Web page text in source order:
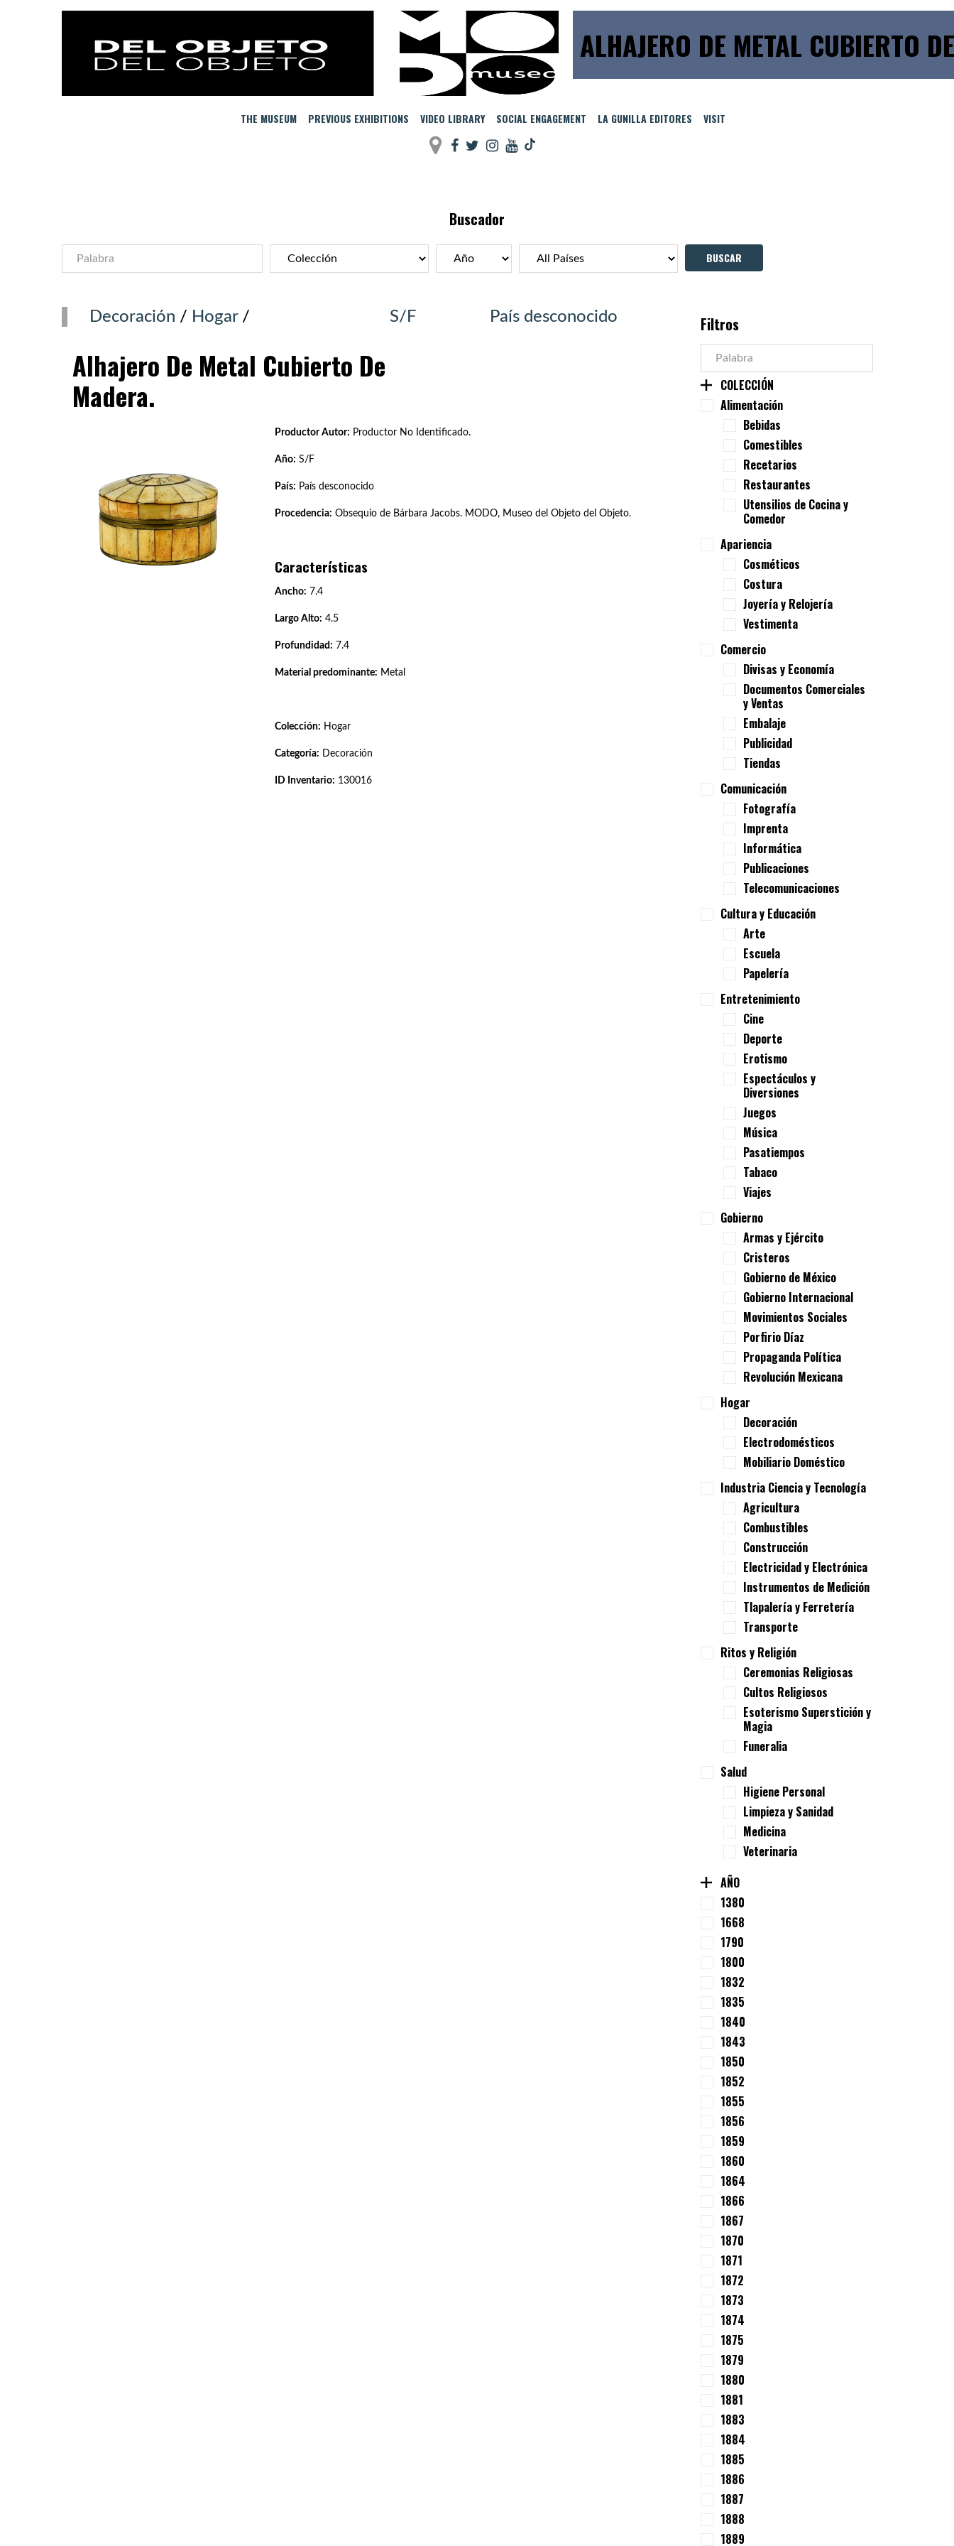
ALHAJERO DE METAL CUBIERTO
THE MUSEUM PREVIOUS EXHIBITIONS VIDEO LIBRARY SOCIAL ENGAGEMENT LA GUNILLA EDITORES VISIT
Buscador
Decoración / Hogar/ S/F País desconocido
Alhajero De Metal Cubierto De
Madera.
Productor Autor: Productor No Identificado.
Año: S/F
País: País desconocido
Procedencia: Obsequio de Bárbara Jacobs. MODO, Museo del Objeto del Objeto.
Características
Ancho: 7.4
Largo Alto: 4.5
Profundidad: 7.4
Material predominante: Metal
Colección: Hogar
Categoría: Decoración
ID Inventario: 130016
Filtros
COLECCIÓN
Alimentación
Bebidas
Comestibles
Recetarios
Restaurantes
Utensilios de Cocina y
Comedor
Apariencia
Cosméticos
Costura
Joyería y Relojería
Vestimenta
Comercio
Divisas y Economía
Documentos Comerciales
y Ventas
Embalaje
Publicidad
Tiendas
Comunicación
Fotografía
Imprenta
Informática
Publicaciones
Telecomunicaciones
Cultura y Educación
Arte
Escuela
Papelería
Entretenimiento
Cine
Deporte
Erotismo
Espectáculos y
Diversiones
Juegos
Música
Pasatiempos
Tabaco
Viajes
Gobierno
Armas y Ejército
Cristeros
Gobierno de México
Gobierno Internacional
Movimientos Sociales
Porfirio Díaz
Propaganda Política
Revolución Mexicana
Hogar
Decoración
Electrodomésticos
Mobiliario Doméstico
Industria Ciencia y Tecnología
Agricultura
Combustibles
Construcción
Electricidad y Electrónica
Instrumentos de Medición
Tlapalería y Ferretería
Transporte
Ritos y Religión
Ceremonias Religiosas
Cultos Religiosos
Esoterismo Superstición y
Magia
Funeralia
Salud
Higiene Personal
Limpieza y Sanidad
Medicina
Veterinaria
AÑO
1380
1668
1790
1800
1832
1835
1840
1843
1850
1852
1855
1856
1859
1860
1864
1866
1867
1870
1871
1872
1873
1874
1875
1879
1880
1881
1883
1884
1885
1886
1887
1888
1889